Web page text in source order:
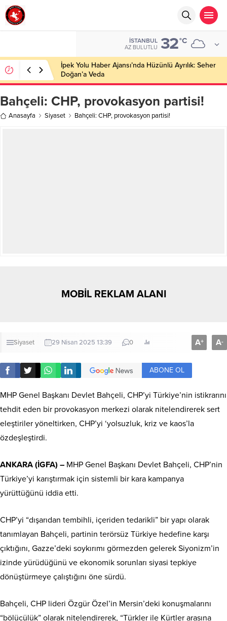
İSTANBUL
AZ BULUTLU 32°C
İpek Yolu Haber Ajansı’nda Hüzünlü Ayrılık: Seher
Doğan’a Veda
Bahçeli: CHP, provokasyon partisi!
Anasayfa Siyaset Bahçeli: CHP, provokasyon partisi!
MOBİL REKLAM ALANI
Siyaset 29 Nisan 2025 13:39 0 A+ A-
ABONE OL
MHP Genel Başkanı Devlet Bahçeli, CHP’yi Türkiye’nin istikrarını
tehdit eden bir provokasyon merkezi olarak nitelendirerek sert
eleştiriler yöneltirken, CHP’yi ‘yolsuzluk, kriz ve kaos’la
özdeşleştirdi.
ANKARA (İGFA) – MHP Genel Başkanı Devlet Bahçeli, CHP’nin
Türkiye’yi karıştırmak için sistemli bir kara kampanya
yürüttüğünü iddia etti.
CHP’yi “dışarıdan tembihli, içeriden tedarikli” bir yapı olarak
tanımlayan Bahçeli, partinin terörsüz Türkiye hedefine karşı
çıktığını, Gazze’deki soykırımı görmezden gelerek Siyonizm’in
izinde yürüdüğünü ve ekonomik sorunları siyasi tepkiye
dönüştürmeye çalıştığını öne sürdü.
Bahçeli, CHP lideri Özgür Özel’in Mersin’deki konuşmalarını
“bölücülük” olarak nitelendirerek, “Türkler ile Kürtler arasına